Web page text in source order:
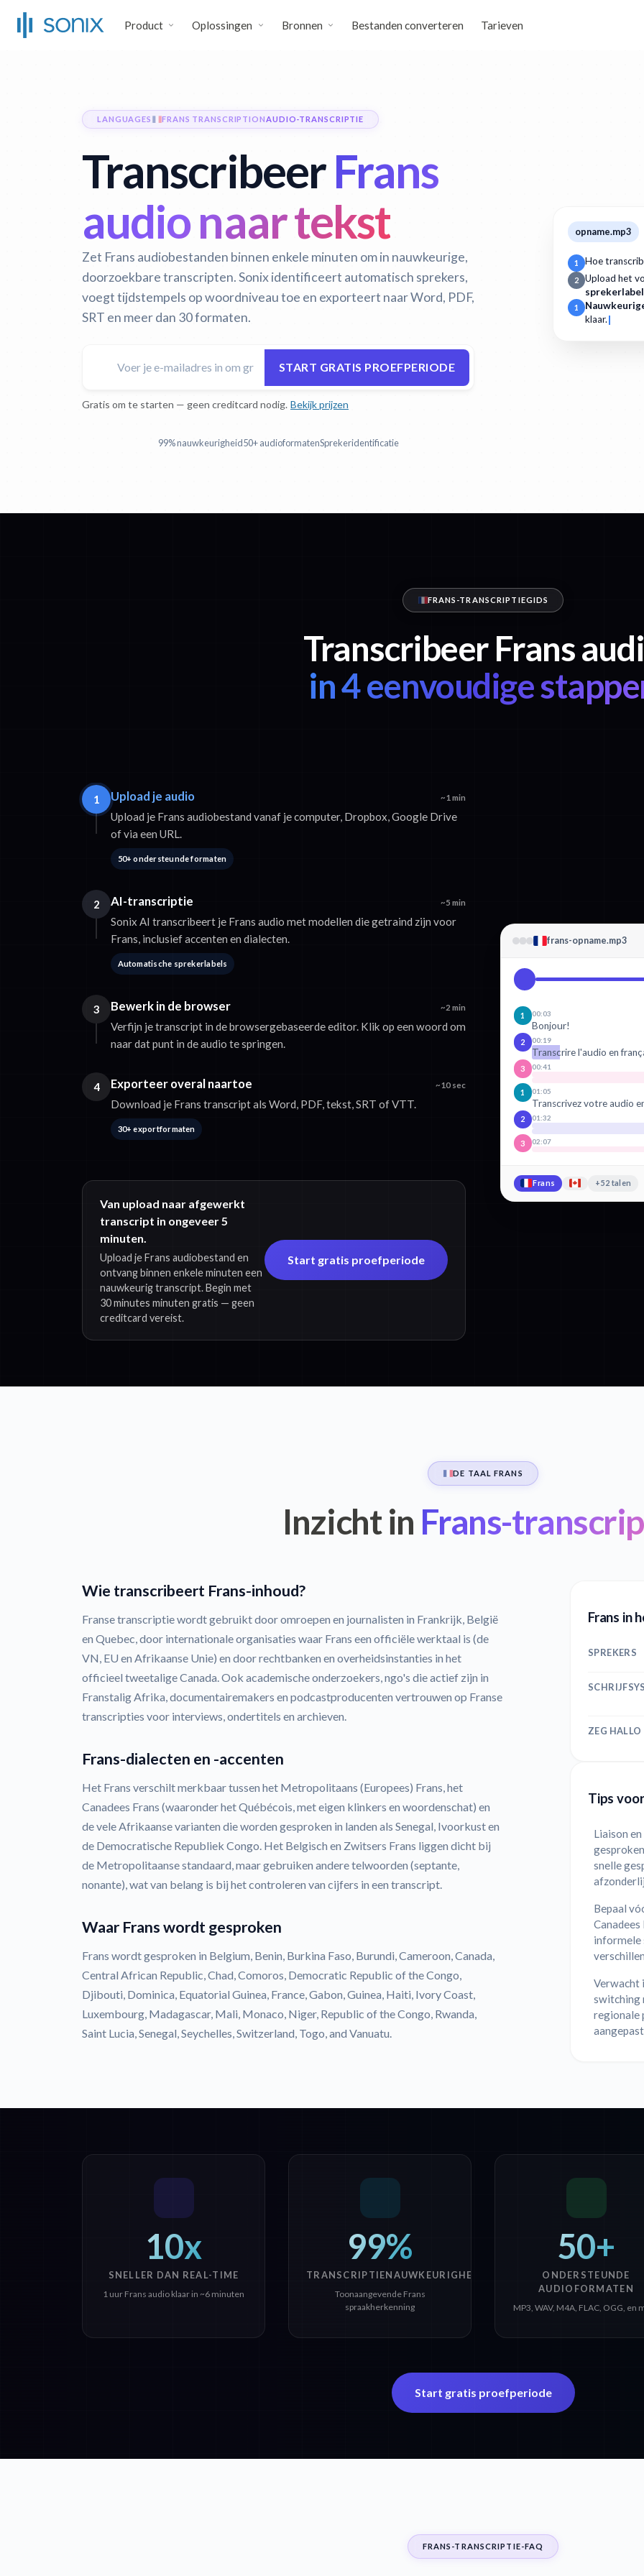
Product Oplossingen Bronnen Bestanden converteren Tarieven
LANGUAGES FRANS TRANSCRIPTIONAUDIO-TRANSCRIPTIE
TranscribeerFrans
audio naar tekst
Zet Frans audiobestanden binnen enkele minuten om in nauwkeurige,
doorzoekbare transcripten. Sonix identificeert automatisch sprekers,
voegt tijdstempels op woordniveau toe en exporteert naar Word, PDF,
SRT en meer dan 30 formaten.
START GRATIS PROEFPERIODE
Gratis om te starten — geen creditcard nodig. Bekijk prijzen
99% nauwkeurigheid50+ audioformatenSprekeridentificatie
opname.mp3
1 Hoe
2
Upload het
1
klaar.
FRANS-TRANSCRIPTIEGIDS
Transcribeer Frans
in 4 eenvoudige
1 Upload je audio ~1 min
Upload je Frans audiobestand vanaf je computer, Dropbox, Google Drive
of via een URL.
50+ ondersteunde formaten
2 AI-transcriptie ~5 min
Sonix AI transcribeert je Frans audio met modellen die getraind zijn voor
Frans, inclusief accenten en dialecten.
Automatische sprekerlabels
3 Bewerk in de browser ~2 min
Verfijn je transcript in de browsergebaseerde editor. Klik op een woord om
naar dat punt in de audio te springen.
4 Exporteer overal naartoe ~10 sec
Download je Frans transcript als Word, PDF, tekst, SRT of VTT.
30+ exportformaten
Van upload naar afgewerkt
transcript in ongeveer 5
minuten.
Upload je Frans audiobestand en
ontvang binnen enkele minuten een
nauwkeurig transcript. Begin met
30 minutes minuten gratis — geen
creditcard vereist.
Start gratis proefperiode
frans-opname.mp3
1 00:03
Bonjour!
2 00:19
Transcrire l'audio en
3 00:41
1 01:05
Transcrivez votre audio
2 01:32
3 02:07
Frans +52 talen
DE TAAL FRANS
Inzicht in Frans-
Wie transcribeert Frans-inhoud?
Franse transcriptie wordt gebruikt door omroepen en journalisten in Frankrijk, België
en Quebec, door internationale organisaties waar Frans een officiële werktaal is (de
VN, EU en Afrikaanse Unie) en door rechtbanken en overheidsinstanties in het
officieel tweetalige Canada. Ook academische onderzoekers, ngo's die actief zijn in
Franstalig Afrika, documentairemakers en podcastproducenten vertrouwen op Franse
transcripties voor interviews, ondertitels en archieven.
Frans-dialecten en -accenten
Het Frans verschilt merkbaar tussen het Metropolitaans (Europees) Frans, het
Canadees Frans (waaronder het Québécois, met eigen klinkers en woordenschat) en
de vele Afrikaanse varianten die worden gesproken in landen als Senegal, Ivoorkust en
de Democratische Republiek Congo. Het Belgisch en Zwitsers Frans liggen dicht bij
de Metropolitaanse standaard, maar gebruiken andere telwoorden (septante,
nonante), wat van belang is bij het controleren van cijfers in een transcript.
Waar Frans wordt gesproken
Frans wordt gesproken in Belgium, Benin, Burkina Faso, Burundi, Cameroon, Canada,
Central African Republic, Chad, Comoros, Democratic Republic of the Congo,
Djibouti, Dominica, Equatorial Guinea, France, Gabon, Guinea, Haiti, Ivory Coast,
Luxembourg, Madagascar, Mali, Monaco, Niger, Republic of the Congo, Rwanda,
Saint Lucia, Senegal, Seychelles, Switzerland, Togo, and Vanuatu.
Frans in
SPREKERS
ZEG HALLO
Tips
Liaison
snelle
Bepaal
informele
Verwacht
switching
regionale
10x
SNELLER DAN REAL-TIME
1 uur Frans audio klaar in ~6 minuten
99%
TRANSCRIPTIENAUWKEURIGHEID
Toonaangevende Frans
spraakherkenning
50+
ONDERSTEUNDE
AUDIOFORMATEN
MP3, WAV, M4A, FLAC, OGG, en
Start gratis proefperiode
FRANS-TRANSCRIPTIE-FAQ